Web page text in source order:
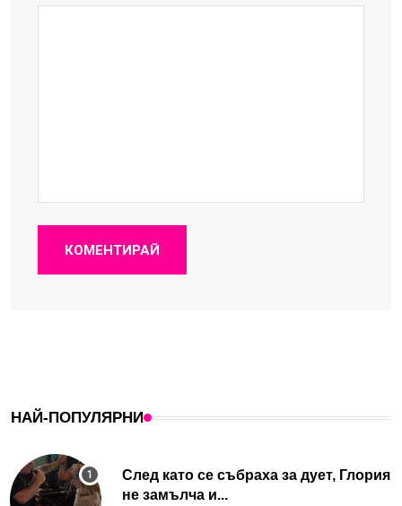
КОМЕНТИРАЙ
НАЙ-ПОПУЛЯРНИ
След като се събраха за дует, Глория
не замълча и...